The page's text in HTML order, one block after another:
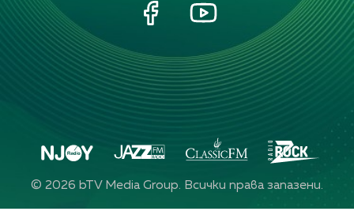
© 2026 bTV Media Group. Всички права запазени.